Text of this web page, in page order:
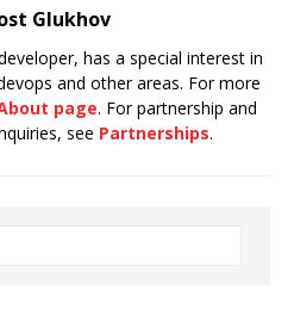
Glukhov
has a special interest in
and other areas. For more
page. For partnership and
see Partnerships.